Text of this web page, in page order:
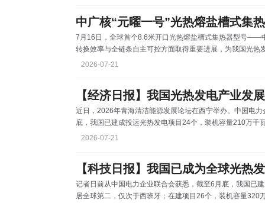
米、辣椒、小麦等作物腾出充足
均年龄只有27岁的青年运维团队
中广核“元曜一号”光热熔盐槽式集
7月16日，全球首个8.6米开口光热熔盐槽式集热器型号——
转换效率与全链条自主可控方面取得重要进展，为我国光热
号’采用8.6米大开口设计，由4台集热器组成一条长度732
2026-07-21
【经济日报】我国光热发电产业发
近日，2026年青海清洁能源发展论坛在西宁举办。中国电
底，我国已建成投运光热发电项目24个，装机容量210万千
装机容量320万千瓦。中国已成为全球光热发电新增装机
2026-07-21
【科技日报】我国已成为全球光热
记者日前从中国电力企业联合会获悉，截至6月底，我国已
居全球第二，仅次于西班牙；在建项目26个，装机容量320